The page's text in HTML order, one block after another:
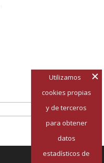
Utilizamos
cookies propias
y de terceros
para obtener
datos
estadísticos de